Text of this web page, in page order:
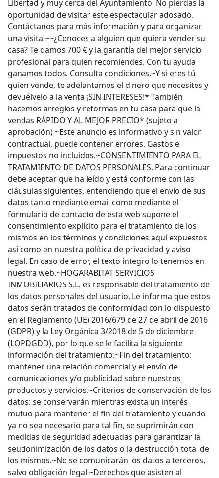
Libertad y muy cerca del Ayuntamiento. No pierdas la
oportunidad de visitar este espectacular adosado.
Contáctanos para más información y para organizar
una visita.~~¿Conoces a alguien que quiera vender su
casa? Te damos 700 € y la garantía del mejor servicio
profesional para quien recomiendes. Con tu ayuda
ganamos todos. Consulta condiciones.~Y si eres tú
quien vende, te adelantamos el dinero que necesites y
devuélvelo a la venta ¡SIN INTERESES!* También
hacemos arreglos y reformas en tu casa para que la
vendas RÁPIDO Y AL MEJOR PRECIO* (sujeto a
aprobación) ~Este anuncio es informativo y sin valor
contractual, puede contener errores. Gastos e
impuestos no incluidos.~CONSENTIMIENTO PARA EL
TRATAMIENTO DE DATOS PERSONALES. Para continuar
debe aceptar que ha leído y está conforme con las
cláusulas siguientes, entendiendo que el envío de sus
datos tanto mediante email como mediante el
formulario de contacto de esta web supone el
consentimiento explícito para el tratamiento de los
mismos en los términos y condiciones aquí expuestos
así como en nuestra política de privacidad y aviso
legal. En caso de error, el texto íntegro lo tenemos en
nuestra web.~HOGARABITAT SERVICIOS
INMOBILIARIOS S.L. es responsable del tratamiento de
los datos personales del usuario. Le informa que estos
datos serán tratados de conformidad con lo dispuesto
en el Reglamento (UE) 2016/679 de 27 de abril de 2016
(GDPR) y la Ley Orgánica 3/2018 de 5 de diciembre
(LOPDGDD), por lo que se le facilita la siguiente
información del tratamiento:~Fin del tratamiento:
mantener una relación comercial y el envío de
comunicaciones y/o publicidad sobre nuestros
productos y servicios.~Criterios de conservación de los
datos: se conservarán mientras exista un interés
mutuo para mantener el fin del tratamiento y cuando
ya no sea necesario para tal fin, se suprimirán con
medidas de seguridad adecuadas para garantizar la
seudonimización de los datos o la destrucción total de
los mismos.~No se comunicarán los datos a terceros,
salvo obligación legal.~Derechos que asisten al